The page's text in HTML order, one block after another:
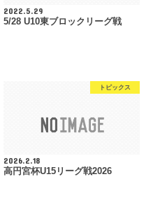
2022.5.29
5/28 U10東ブロックリーグ戦
トピックス
2026.2.18
高円宮杯U15リーグ戦2026